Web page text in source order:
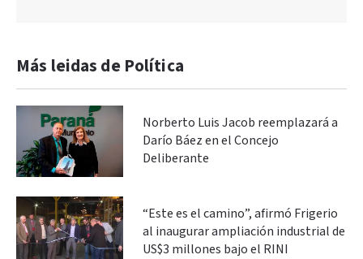
Más leidas de Política
Norberto Luis Jacob reemplazará a
Darío Báez en el Concejo
Deliberante
“Este es el camino”, afirmó Frigerio
al inaugurar ampliación industrial de
US$3 millones bajo el RINI